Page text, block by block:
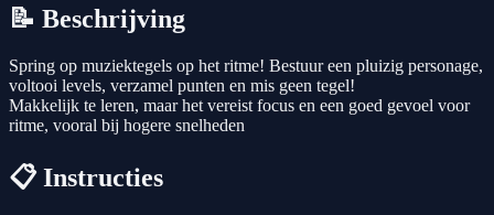
📝 Beschrijving
Spring op muziektegels op het ritme! Bestuur een pluizig personage,
voltooi levels, verzamel punten en mis geen tegel!
Makkelijk te leren, maar het vereist focus en een goed gevoel voor
ritme, vooral bij hogere snelheden
📋 Instructies